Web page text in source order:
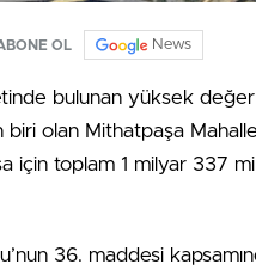
OL News
bulunan yüksek değerli
olan Mithatpaşa
için toplam 1 milyar 337
36. maddesi